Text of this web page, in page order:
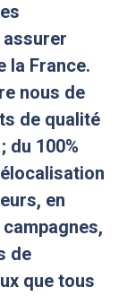
la France.
nous de
de qualité
du 100%
en
de
que tous